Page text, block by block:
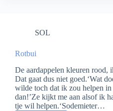
SOL
Rotbui
De aardappelen kleuren rood,
Dat gaat dus niet goed.‘Wat
wilde toch dat ik zou helpen
dan!’Ze kijkt me aan alsof ik
tje wil helpen.‘Sodemieter…